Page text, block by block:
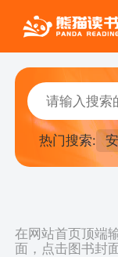
热门搜索:
在网站首页顶端
面，点击图书封